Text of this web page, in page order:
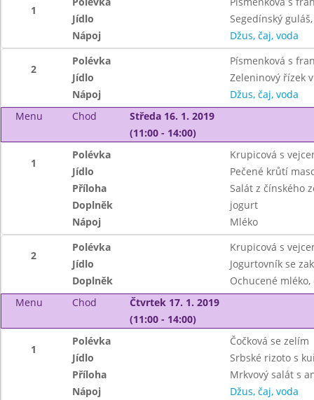
1
Jídlo
Segedínský
Nápoj
Džus, čaj, voda
2
Polévka
Písmenková s
Jídlo
Zeleninový řízek
Nápoj
Džus, čaj, voda
Menu
Chod
Středa 16. 1. 2019
(11:00 - 14:00)
1
Polévka
Krupicová s
Jídlo
Pečené krůtí
Příloha
Salát z čínského
Doplněk
jogurt
Nápoj
Mléko
2
Polévka
Krupicová s
Jídlo
Jogurtovník se
Doplněk
Ochucené mléko,
Menu
Chod
Čtvrtek 17. 1. 2019
(11:00 - 14:00)
1
Polévka
Čočková se zelím
Jídlo
Srbské rizoto s
Příloha
Mrkvový salát s
Nápoj
Džus, čaj, voda